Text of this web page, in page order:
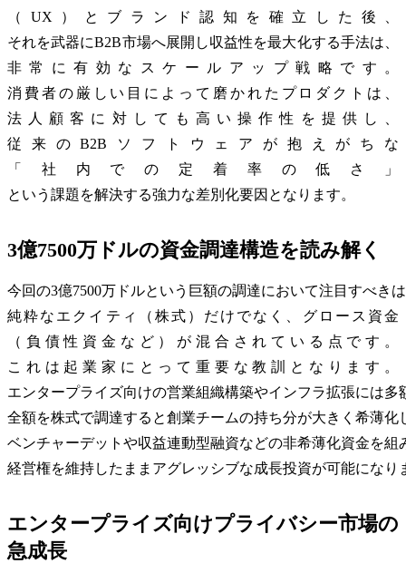
（UX）とブランド認知を確立した後、
それを武器にB2B市場へ展開し収益性を最大化する手法は、
非常に有効なスケールアップ戦略です。
消費者の厳しい目によって磨かれたプロダクトは、
法人顧客に対しても高い操作性を提供し、
従来のB2Bソフトウェアが抱えがちな
「社内での定着率の低さ」
という課題を解決する強力な差別化要因となります。
3億7500万ドルの資金調達構造を読み解く
今回の3億7500万ドルという巨額の調達において注目すべき
純粋なエクイティ（株式）だけでなく、グロース資金
（負債性資金など）が混合されている点です。
これは起業家にとって重要な教訓となります。
エンタープライズ向けの営業組織構築やインフラ拡張には多
全額を株式で調達すると創業チームの持ち分が大きく希薄化
ベンチャーデットや収益連動型融資などの非希薄化資金を組
経営権を維持したままアグレッシブな成長投資が可能になり
エンタープライズ向けプライバシー市場の
急成長